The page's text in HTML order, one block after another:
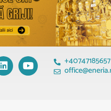
+40747185657